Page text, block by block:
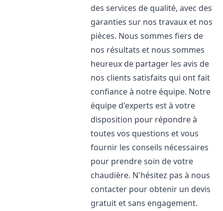
des services de qualité, avec des
garanties sur nos travaux et nos
pièces. Nous sommes fiers de
nos résultats et nous sommes
heureux de partager les avis de
nos clients satisfaits qui ont fait
confiance à notre équipe. Notre
équipe d'experts est à votre
disposition pour répondre à
toutes vos questions et vous
fournir les conseils nécessaires
pour prendre soin de votre
chaudière. N'hésitez pas à nous
contacter pour obtenir un devis
gratuit et sans engagement.